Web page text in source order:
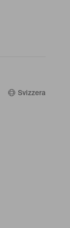
Svizzera